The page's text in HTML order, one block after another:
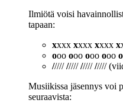
Ilmiötä voisi
tapaan:
xxxx xxxx xxxx x
ooo ooo ooo ooo o
////////////////////
Musiikissa jäsennys voi
seuraavista: